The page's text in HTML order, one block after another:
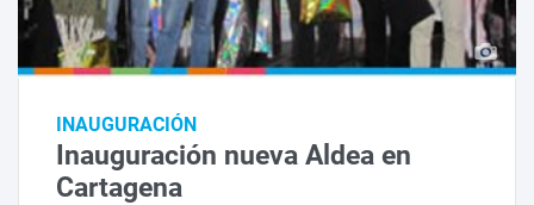
INAUGURACIÓN
Inauguración nueva Aldea en
Cartagena